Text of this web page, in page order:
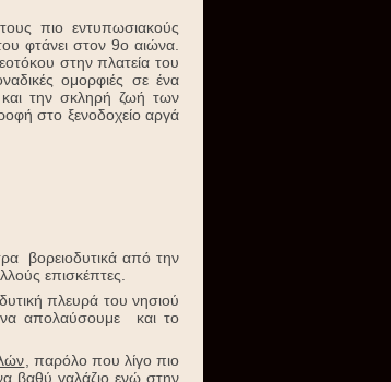
πιο εντυπωσιακούς
φτάνει στον 9ο αιώνα.
στην πλατεία του
ομορφιές σε ένα
και την σκληρή ζωή των
στο ξενοδοχείο αργά
βορειοδυτικά από την
επισκέπτες.
πλευρά του νησιού
να απολαύσoυμε και το
, παρόλο που λίγο πιο
βαθύ γαλάζιο ενώ στην